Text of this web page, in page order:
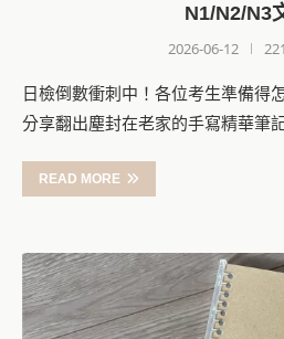
N1/N2/N3
2026-06-12
日檢倒數衝刺中！各位考生準備得
分享翻出塵封在老家的手寫精華筆
READ MORE